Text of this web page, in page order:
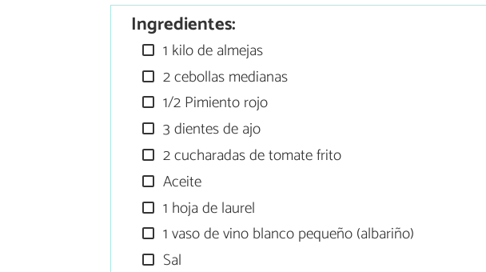
Ingredientes:
1 kilo de almejas
2 cebollas medianas
1/2 Pimiento rojo
3 dientes de ajo
2 cucharadas de tomate frito
Aceite
1 hoja de laurel
1 vaso de vino blanco pequeño (albariño)
Sal